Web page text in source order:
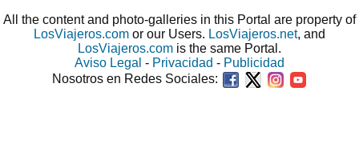
All the content and photo-galleries in this Portal are property of
LosViajeros.com or our Users. LosViajeros.net, and
LosViajeros.com is the same Portal.
Aviso Legal - Privacidad - Publicidad
Nosotros en Redes Sociales: